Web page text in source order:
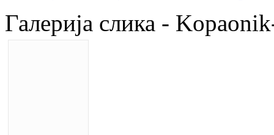
Галерија слика -